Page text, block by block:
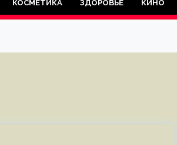
КОСМЕТИКА ЗДОРОВЬЕ КИНО